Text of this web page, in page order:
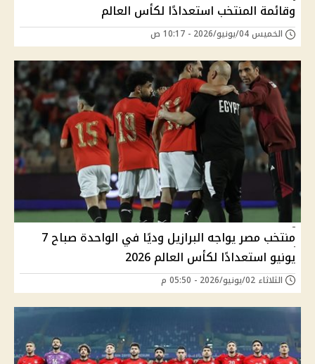
وقائمة المنتخب استعدادًا لكأس العالم
الخميس 04/يونيو/2026 - 10:17 ص
منتخب مصر يواجه البرازيل وديًا في الواحدة صباح 7
يونيو استعدادًا لكأس العالم 2026
الثلاثاء 02/يونيو/2026 - 05:50 م